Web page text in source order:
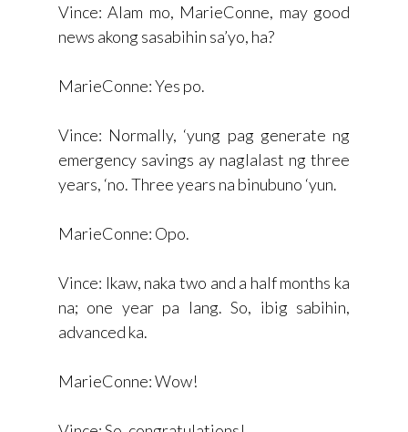
Vince: Alam mo, MarieConne, may good
news akong sasabihin sa’yo, ha?
MarieConne: Yes po.
Vince: Normally, ‘yung pag generate ng
emergency savings ay naglalast ng three
years, ‘no. Three years na binubuno ‘yun.
MarieConne: Opo.
Vince: Ikaw, naka two and a half months ka
na; one year pa lang. So, ibig sabihin,
advanced ka.
MarieConne: Wow!